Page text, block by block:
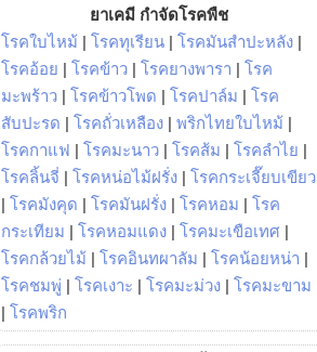
ยาเคมี กำจัดโรคพืช
โรคใบไหม้ | โรคทุเรียน | โรคมันสำปะหลัง |
โรคอ้อย | โรคข้าว | โรคยางพารา | โรค
มะพร้าว | โรคข้าวโพด | โรคปาล์ม | โรค
สับปะรด | โรคถั่วเหลือง | พริกไทยใบไหม้ |
โรคกาแฟ | โรคมะนาว | โรคส้ม | โรคลำไย |
โรคลิ้นจี่ | โรคหน่อไม้ฝรั่ง | โรคกระเจี๊ยบเขียว
| โรคมังคุด | โรคมันฝรั่ง | โรคหอม | โรค
กระเทียม | โรคหอมแดง | โรคมะเขือเทศ |
โรคกล้วยไม้ | โรคอินทผาลัม | โรคน้อยหน่า |
โรคชมพู่ | โรคเงาะ | โรคมะม่วง | โรคมะขาม
| โรคพริก